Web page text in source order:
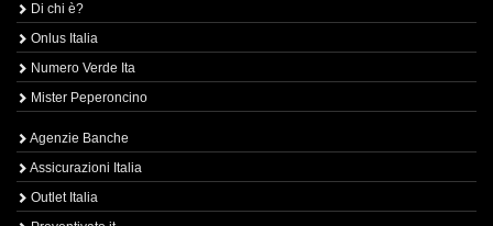
Di chi è?
Onlus Italia
Numero Verde Ita
Mister Peperoncino
Agenzie Banche
Assicurazioni Italia
Outlet Italia